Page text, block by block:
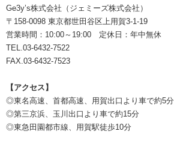
Ge3y’s株式会社（ジェミーズ株式会社）
〒158-0098 東京都世田谷区上用賀3-1-19
営業時間：10:00～19:00 定休日：年中無休
TEL.03-6432-7522
FAX.03-6432-7523
【アクセス】
◎東名高速、首都高速、用賀出口より車で約5分
◎第三京浜、玉川出口より車で約15分
◎東急田園都市線、用賀駅徒歩10分